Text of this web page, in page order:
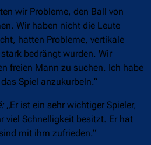
wir Probleme, den Ball von
Wir haben nicht die Leute
hatten Probleme, vertikale
bedrängt wurden. Wir
freien Mann zu suchen. Ich habe
Spiel anzukurbeln.“
„Er ist ein sehr wichtiger Spieler,
viel Schnelligkeit besitzt. Er hat
mit ihm zufrieden.“